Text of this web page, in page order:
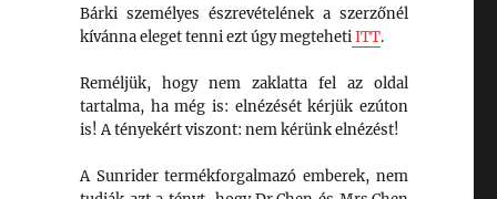
Bárki személyes észrevételének a szerzőnél
kívánna eleget tenni ezt úgy megtehetiITT.
Reméljük, hogy nem zaklatta fel az oldal
tartalma, ha még is: elnézését kérjük ezúton
is! A tényekért viszont: nem kérünk elnézést!
A Sunrider termékforgalmazó emberek, nem